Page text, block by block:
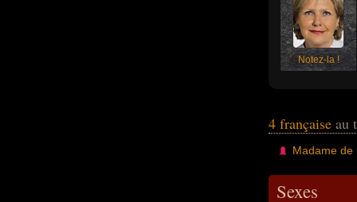
Notez-la !
4 française au
Madame de
Sexes